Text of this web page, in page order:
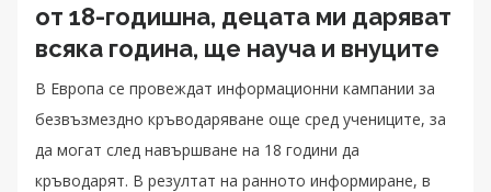
от 18-годишна, децата ми даряват
всяка година, ще науча и внуците
В Европа се провеждат информационни кампании за
безвъзмездно кръводаряване още сред учениците, за
да могат след навършване на 18 години да
кръводарят. В резултат на ранното информиране, в